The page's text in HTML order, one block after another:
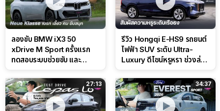
ลองขับ BMW iX3 50
xDrive M Sport ครั้งแรก
ทดสอบระบบช่วยขับ และ
สนาม
รีวิว Hongqi E-HS9 รถยนต์
ไฟฟ้า SUV ระดับ Ultra-
Luxury ดีไซน์หรูหรา ช่วงล่าง
27:13 34:37